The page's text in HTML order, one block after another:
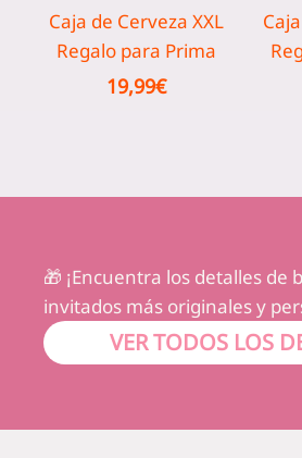
Caja de Cerveza XXL
Regalo para Prima
19,99€
🎁 ¡Encuentra los detalles de
invitados más originales y
VER TODOS LOS